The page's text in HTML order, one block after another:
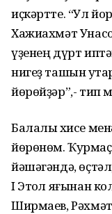
иҫкәртте. “Ул
Хажиахмәт
үҙенең дүрт
нигеҙ ташын
йөрөйҙәр”,- тип
Балалыҡ хисе
йөрөнөм.
йәшәгәндә,
I Этҡол яғынан
Ширмаев,